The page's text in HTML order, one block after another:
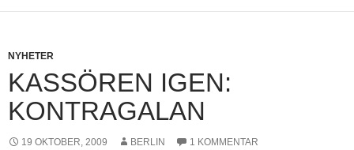
NYHETER
KASSÖREN IGEN:
KONTRAGALAN
19 OKTOBER, 2009 BERLIN 1 KOMMENTAR